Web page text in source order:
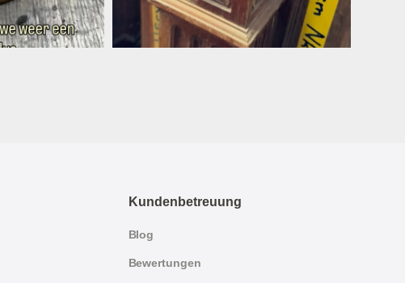
Kundenbetreuung
Blog
Bewertungen